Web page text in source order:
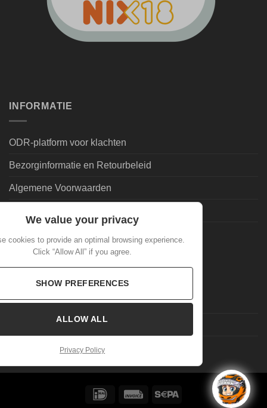
INFORMATIE
ODR-platform voor klachten
Bezorginformatie en Retourbeleid
Algemene Voorwaarden
ALGEMEEN
Veelgestelde Vragen
Mijn account
Laatste nieuws
IDeal Invoice
We value your privacy
cookies to provide an optimal browsing experience.
Click “Allow All” if you agree.
SHOW PREFERENCES
ALLOW ALL
Privacy Policy